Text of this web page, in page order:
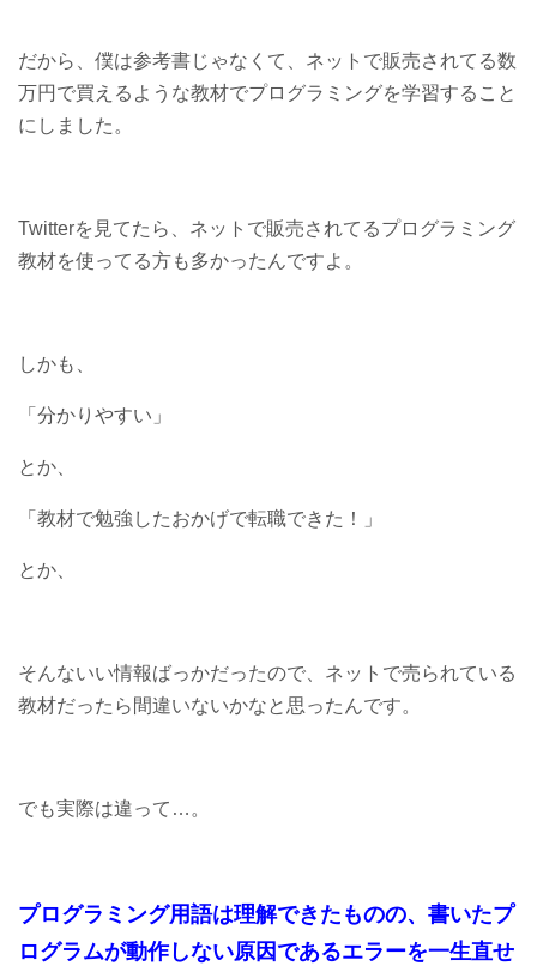
だから、僕は参考書じゃなくて、ネットで販売されてる数
万円で買えるような教材でプログラミングを学習すること
にしました。
Twitterを見てたら、ネットで販売されてるプログラミング
教材を使ってる方も多かったんですよ。
しかも、
「分かりやすい」
とか、
「教材で勉強したおかげで転職できた！」
とか、
そんないい情報ばっかだったので、ネットで売られている
教材だったら間違いないかなと思ったんです。
でも実際は違って…。
プログラミング用語は理解できたものの、書いたプ
ログラムが動作しない原因であるエラーを一生直せ